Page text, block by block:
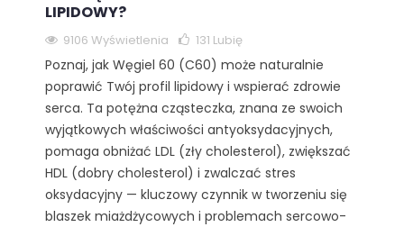
LIPIDOWY?
9106 Wyświetlenia 131 Lubię
Poznaj, jak Węgiel 60 (C60) może naturalnie
poprawić Twój profil lipidowy i wspierać zdrowie
serca. Ta potężna cząsteczka, znana ze swoich
wyjątkowych właściwości antyoksydacyjnych,
pomaga obniżać LDL (zły cholesterol), zwiększać
HDL (dobry cholesterol) i zwalczać stres
oksydacyjny — kluczowy czynnik w tworzeniu się
blaszek miażdżycowych i problemach sercowo-